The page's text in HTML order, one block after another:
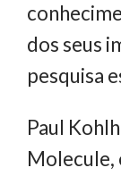
dos seus
pesquisa
Paul
Molecule,